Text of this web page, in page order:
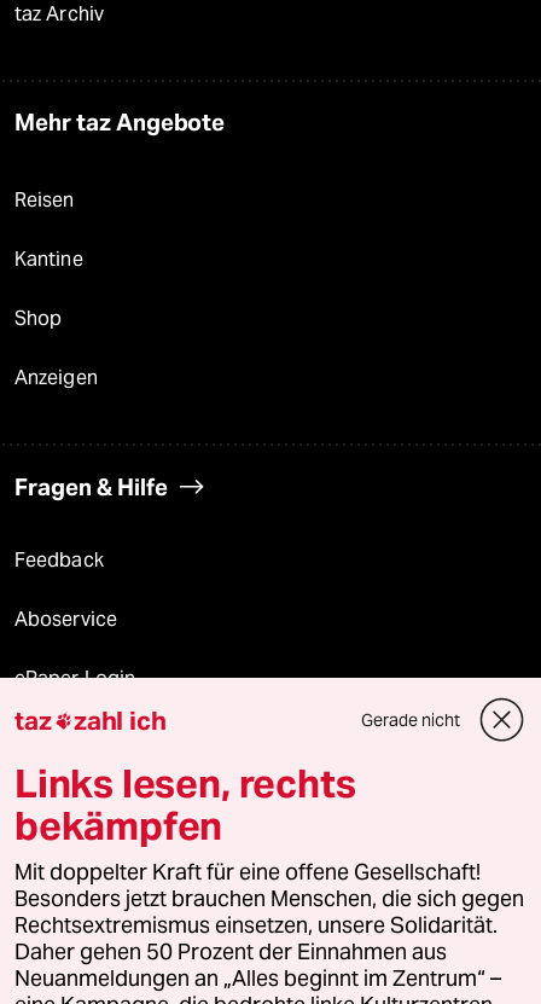
taz Archiv
Mehr taz Angebote
Reisen
Kantine
Shop
Anzeigen
Fragen & Hilfe
Feedback
Aboservice
ePaper Login
Downloads für Abonnierende
© 2026 taz Verlags und Vertriebs GmbH
Alle Rechte vorbehalten. Bei rechtlichen Fragen oder für Genehmigungen
wenden Sie sich bitte an
lizenzen@taz.de
Feedback Redaktionsstatut Kommune-Richtlinien
taz zahl ich Gerade nicht
Links lesen, rechts
bekämpfen
Mit doppelter Kraft für eine offene Gesellschaft!
Besonders jetzt brauchen Menschen, die sich gegen
Rechtsextremismus einsetzen, unsere Solidarität.
Daher gehen 50 Prozent der Einnahmen aus
Neuanmeldungen an „Alles beginnt im Zentrum“ –